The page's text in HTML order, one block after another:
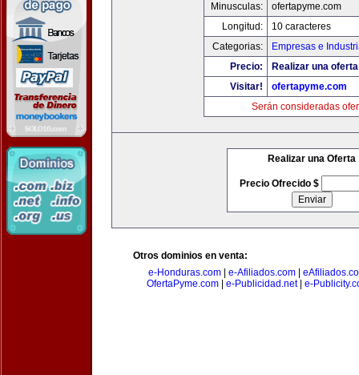
Minusculas:
ofertapyme.com
Longitud:
10 caracteres
Categorias:
Empresas e
Precio:
Realizar una
Visitar!
ofertapyme.com
Serán consideradas
Realizar una Oferta
Precio Ofrecido $
Otros dominios en venta:
e-Honduras.com| e-Afiliados.com|
OfertaPyme.com| e-Publicidad.net| e-